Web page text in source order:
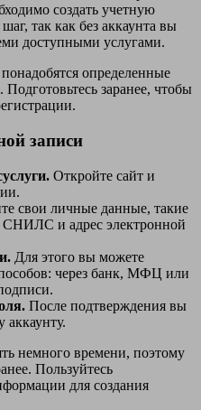
создать учетную
так как без аккаунта вы
доступными услугами.
определенные
заранее, чтобы
записи
Откройте сайт и
свои личные данные, такие
и адрес электронной
Для этого вы можете
через банк, МФЦ или
После подтверждения вы
аккаунту.
немного времени, поэтому
Пользуйтесь
для создания